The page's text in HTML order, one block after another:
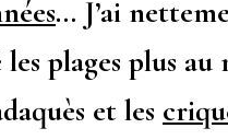
… J’ai
plages plus au
et les